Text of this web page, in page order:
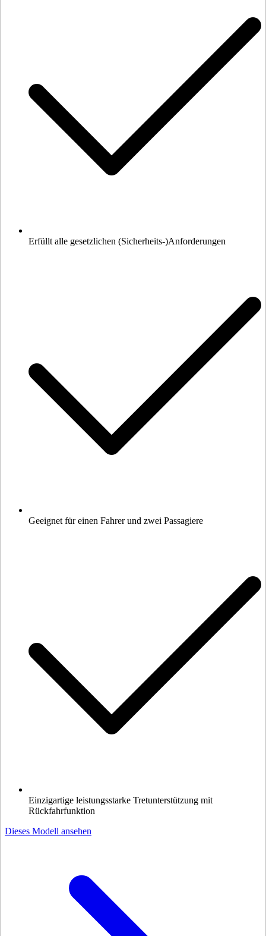
Erfüllt alle gesetzlichen (Sicherheits-)Anforderungen
Geeignet für einen Fahrer und zwei Passagiere
Einzigartige leistungsstarke Tretunterstützung mit
Rückfahrfunktion
Dieses Modell ansehen